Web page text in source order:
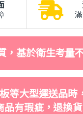
，基於衛生考量
等大型運送品
有瑕疵，退換